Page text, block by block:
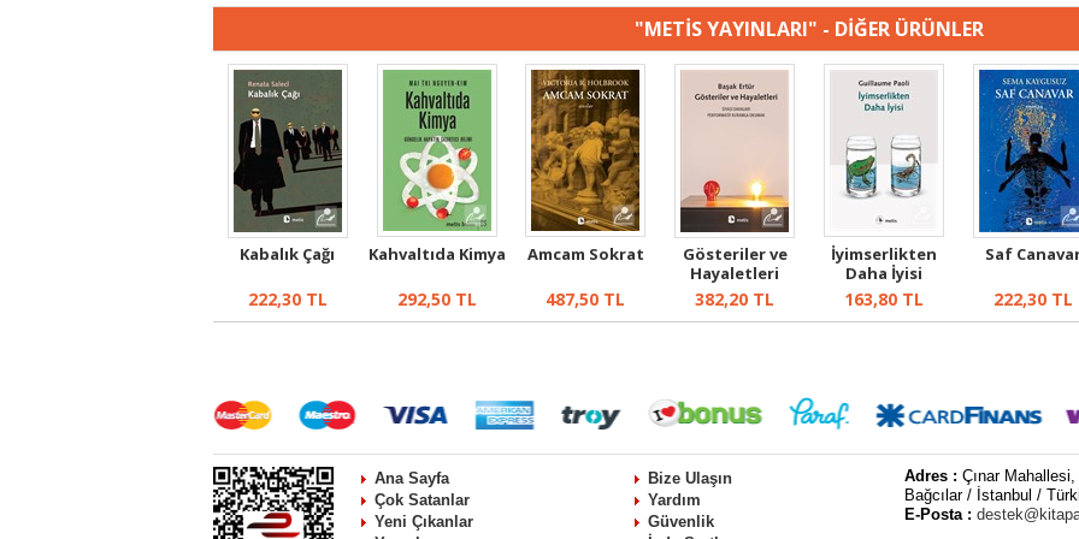
"METİS YAYINLARI" - DİĞER ÜRÜNLER
Kabalık Çağı
222,30TL
Kahvaltıda Kimya
292,50TL
Amcam Sokrat
487,50 TL
Gösteriler ve
Hayaletleri
382,20 TL
İyimserlikten
Daha İyisi
163,80TL
Saf
222,30TL
Ana Sayfa
Çok Satanlar
Yeni Çıkanlar
Bize Ulaşın
Yardım
Güvenlik
Adres :Çınar
Bağcılar / İstanbul /
E-Posta :